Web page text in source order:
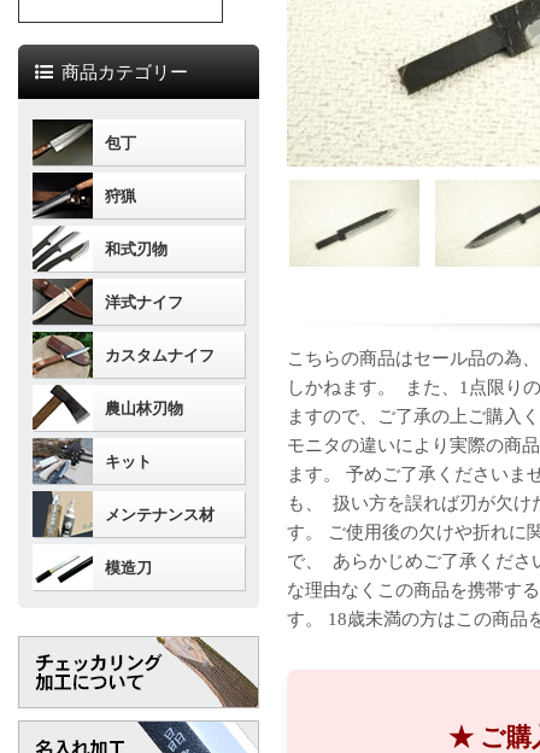
こちらの商品はセール品の為
しかねます。 また、1点限り
ますので、ご了承の上ご購入
モニタの違いにより実際の商
ます。 予めご了承くださいま
も、 扱い方を誤れば刃が欠け
す。 ご使用後の欠けや折れに
で、 あらかじめご了承くださ
な理由なくこの商品を携帯す
す。 18歳未満の方はこの商品
★ ご購
商品カテゴリー
包丁
狩猟
和式刃物
洋式ナイフ
カスタムナイフ
農山林刃物
キット
メンテナンス材
模造刀